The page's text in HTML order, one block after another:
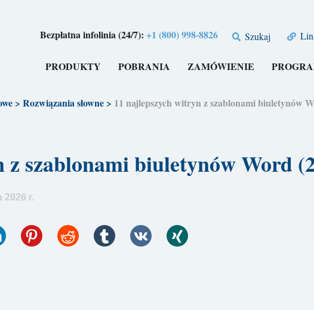
Bezpłatna infolinia (24/7):+1 (800) 998-8826 Szukaj
PRODUKTY POBRANIA ZAMÓWIENIE
> Rozwiązania słowne> 11 najlepszych witryn z szablonami biuletynów
z szablonami biuletynów Word
2026 r.